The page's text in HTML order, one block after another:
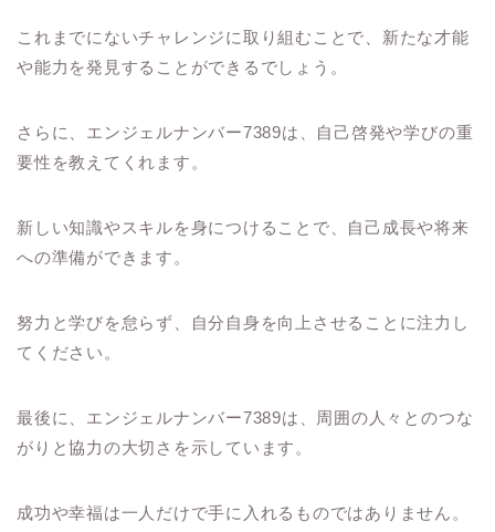
これまでにないチャレンジに取り組むことで、新たな才能
や能力を発見することができるでしょう。
さらに、エンジェルナンバー7389は、自己啓発や学びの重
要性を教えてくれます。
新しい知識やスキルを身につけることで、自己成長や将来
への準備ができます。
努力と学びを怠らず、自分自身を向上させることに注力し
てください。
最後に、エンジェルナンバー7389は、周囲の人々とのつな
がりと協力の大切さを示しています。
成功や幸福は一人だけで手に入れるものではありません。